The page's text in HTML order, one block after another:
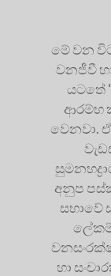
මේ වන
වනජීවී
යටතේ
ආරම්භ
වෙනවා.
අනුප
සභාවේ
ලේකම්
හා